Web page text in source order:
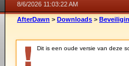
8/6/2026 11:03:22 AM
AfterDawn > Downloads >
Dit is een oude versie van deze